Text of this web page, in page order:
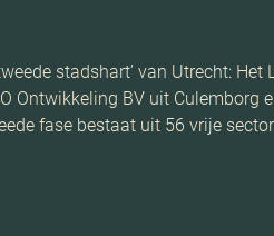
stadshart’ van Utrecht: Het
Ontwikkeling BV uit Culemborg
fase bestaat uit 56 vrije